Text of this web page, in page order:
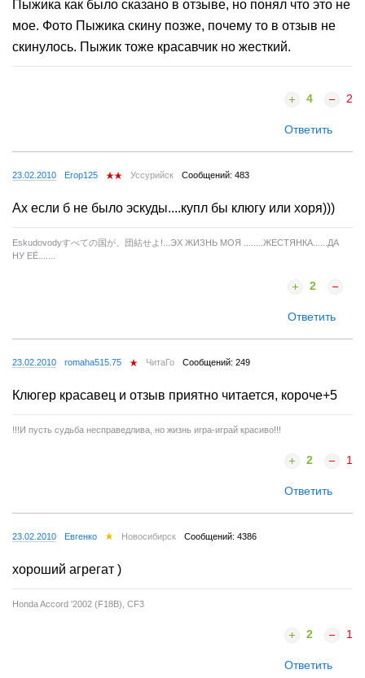
Пыжика как было сказано в отзыве, но понял что это не
мое. Фото Пыжика скину позже, почему то в отзыв не
скинулось. Пыжик тоже красавчик но жесткий.
4 2
Ответить
23.02.2010 Егор125 Уссурийск Сообщений: 483
Ах если б не было эскуды....купл бы клюгу или хоря)))
Eskudovodyすべての国が、団結せよ!...ЭХ ЖИЗНЬ МОЯ ........ЖЕСТЯНКА......ДА
НУ ЕЁ.......
2
Ответить
23.02.2010 romaha515.75 ЧитаГо Сообщений: 249
Клюгер красавец и отзыв приятно читается, короче+5
!!!И пусть судьба несправедлива, но жизнь игра-играй красиво!!!
2 1
Ответить
23.02.2010 Евгенко Новосибирск Сообщений: 4386
хороший агрегат )
Honda Accord '2002 (F18B), CF3
2 1
Ответить